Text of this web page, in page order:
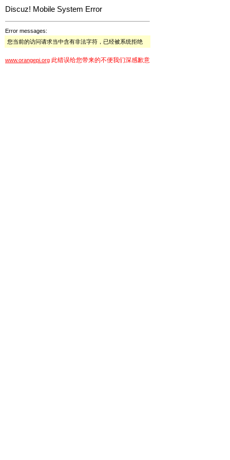
Discuz! Mobile System Error
Error messages:
您当前的访问请求当中含有非法字符，已经被系统拒绝
www.orangepi.org 此错误给您带来的不便我们深感歉意